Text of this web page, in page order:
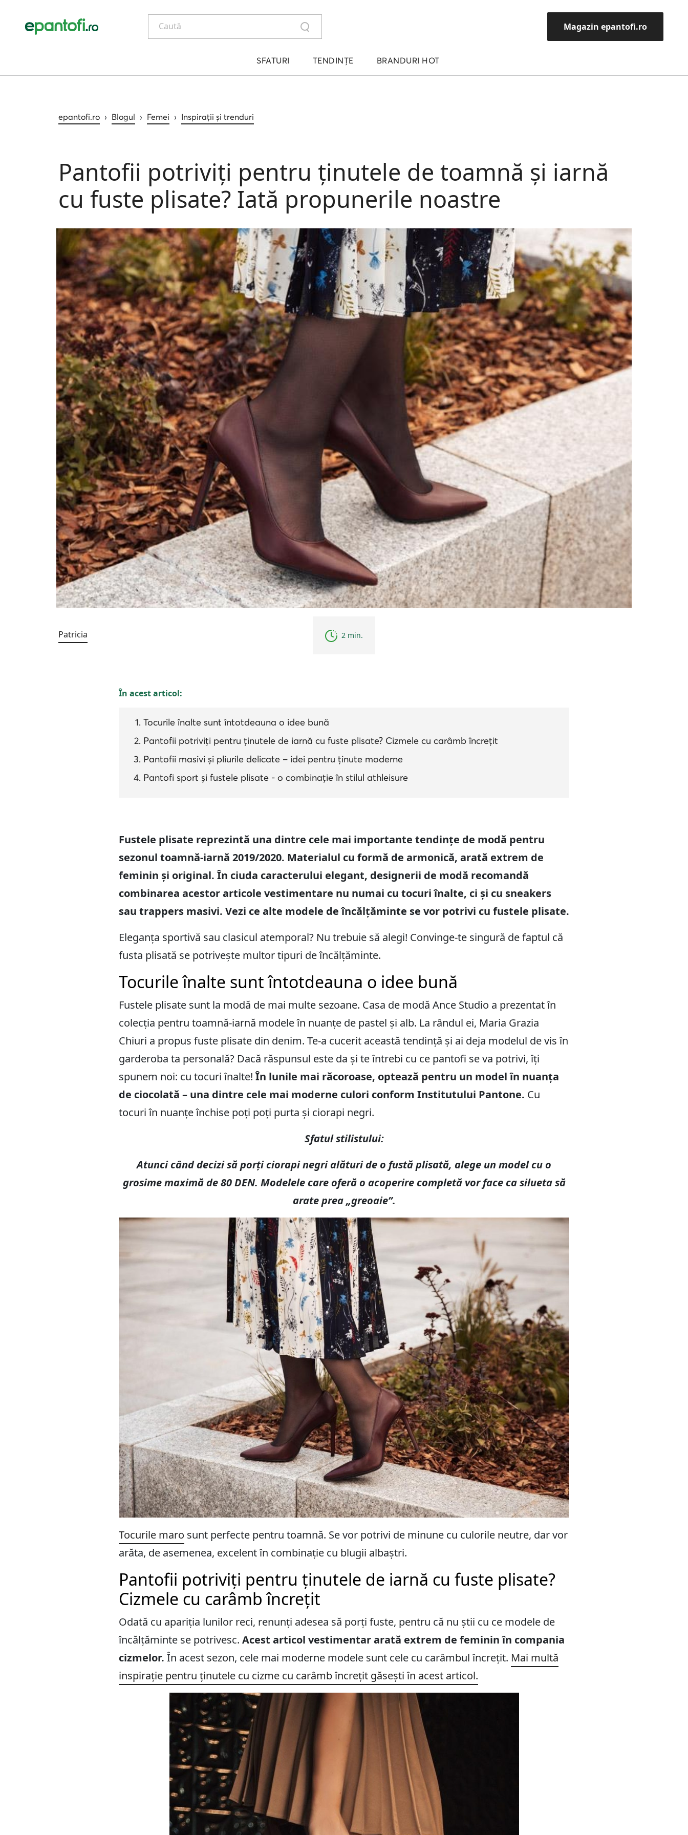
Caută Magazin epantofi.ro
SFATURI TENDINȚE BRANDURI HOT
epantofi.ro › Blogul › Femei › Inspirații și trenduri
Pantofii potriviți pentru ținutele de toamnă și iarnă
cu fuste plisate? Iată propunerile noastre
Femei Inspirații și trenduri
Patricia 2 min.
În acest articol:
Tocurile înalte sunt întotdeauna o idee bună
Pantofii potriviți pentru ținutele de iarnă cu fuste plisate? Cizmele cu carâmb încrețit
Pantofii masivi și pliurile delicate – idei pentru ținute moderne
Pantofi sport și fustele plisate - o combinație în stilul athleisure
Fustele plisate reprezintă una dintre cele mai importante tendințe de modă pentru
sezonul toamnă-iarnă 2019/2020. Materialul cu formă de armonică, arată extrem de
feminin și original. În ciuda caracterului elegant, designerii de modă recomandă
combinarea acestor articole vestimentare nu numai cu tocuri înalte, ci și cu sneakers
sau trappers masivi. Vezi ce alte modele de încălțăminte se vor potrivi cu fustele plisate.
Eleganța sportivă sau clasicul atemporal? Nu trebuie să alegi! Convinge-te singură de faptul că
fusta plisată se potrivește multor tipuri de încălțăminte.
Tocurile înalte sunt întotdeauna o idee bună
Fustele plisate sunt la modă de mai multe sezoane. Casa de modă Ance Studio a prezentat în
colecția pentru toamnă-iarnă modele în nuanțe de pastel și alb. La rândul ei, Maria Grazia
Chiuri a propus fuste plisate din denim. Te-a cucerit această tendință și ai deja modelul de vis în
garderoba ta personală? Dacă răspunsul este da și te întrebi cu ce pantofi se va potrivi, îți
spunem noi: cu tocuri înalte!În lunile mai răcoroase, optează pentru un model în nuanța
de ciocolată – una dintre cele mai moderne culori conform Institutului Pantone. Cu
tocuri în nuanțe închise poți poți purta și ciorapi negri.
Sfatul stilistului:
Atunci când decizi să porți ciorapi negri alături de o fustă plisată, alege un model cu o
grosime maximă de 80 DEN. Modelele care oferă o acoperire completă vor face ca silueta să
arate prea „greoaie”.
Tocurile maro sunt perfecte pentru toamnă. Se vor potrivi de minune cu culorile neutre, dar vor
arăta, de asemenea, excelent în combinație cu blugii albaștri.
Pantofii potriviți pentru ținutele de iarnă cu fuste plisate?
Cizmele cu carâmb încrețit
Odată cu apariția lunilor reci, renunți adesea să porți fuste, pentru că nu știi cu ce modele de
încălțăminte se potrivesc. Acest articol vestimentar arată extrem de feminin în compania
cizmelor. În acest sezon, cele mai moderne modele sunt cele cu carâmbul încrețit. Mai multă
inspirație pentru ținutele cu cizme cu carâmb încrețit găsești în acest articol.